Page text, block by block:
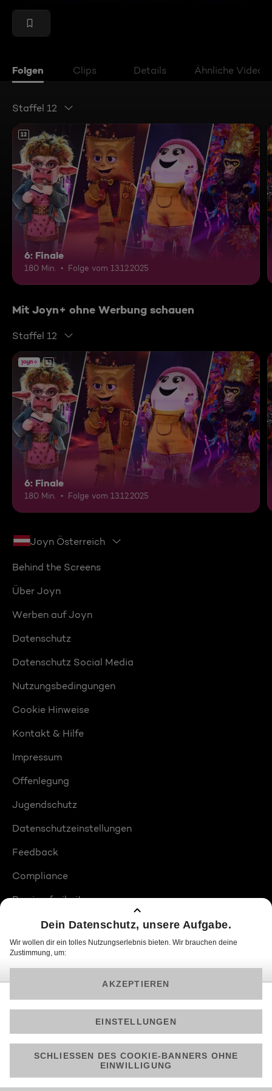
Folgen Clips Details Ähnliche Videos
Staffel 12
12
6: Finale
180 Min. Folge vom 13.12.2025
Mit Joyn+ ohne Werbung schauen
Staffel 12
12
6: Finale
180 Min. Folge vom 13.12.2025
Joyn Österreich
Behind the Screens
Über Joyn
Werben auf Joyn
Datenschutz
Datenschutz Social Media
Nutzungsbedingungen
Cookie Hinweise
Kontakt & Hilfe
Impressum
Offenlegung
Jugendschutz
Datenschutzeinstellungen
Feedback
Compliance
Barrierefreiheit
Produktplatzierungen